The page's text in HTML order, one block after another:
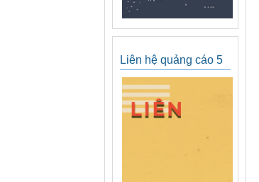
Liên hệ quảng cáo 5